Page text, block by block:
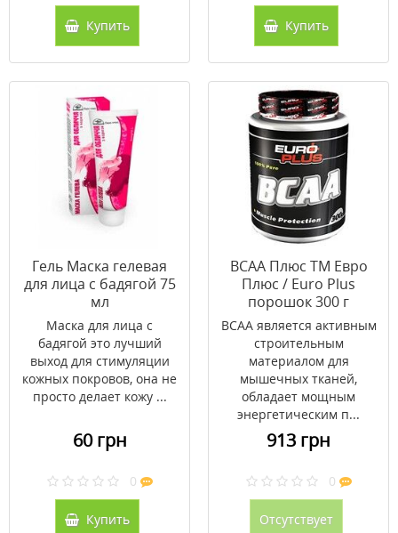
Купить Купить
Гель Маска гелевая
для лица с бадягой 75
мл
Маска для лица с
бадягой это лучший
выход для стимуляции
кожных покровов, она не
просто делает кожу ...
60 грн
0
Купить
BCAA Плюс ТМ Евро
Плюс / Euro Plus
порошок 300 г
BCAA является активным
строительным
материалом для
мышечных тканей,
обладает мощным
энергетическим п...
913 грн
0
Отсутствует